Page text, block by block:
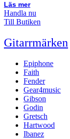
Läs mer
Handla nu
Till Butiken
Gitarrmärken
Epiphone
Faith
Fender
Gear4music
Gibson
Godin
Gretsch
Hartwood
Ibanez